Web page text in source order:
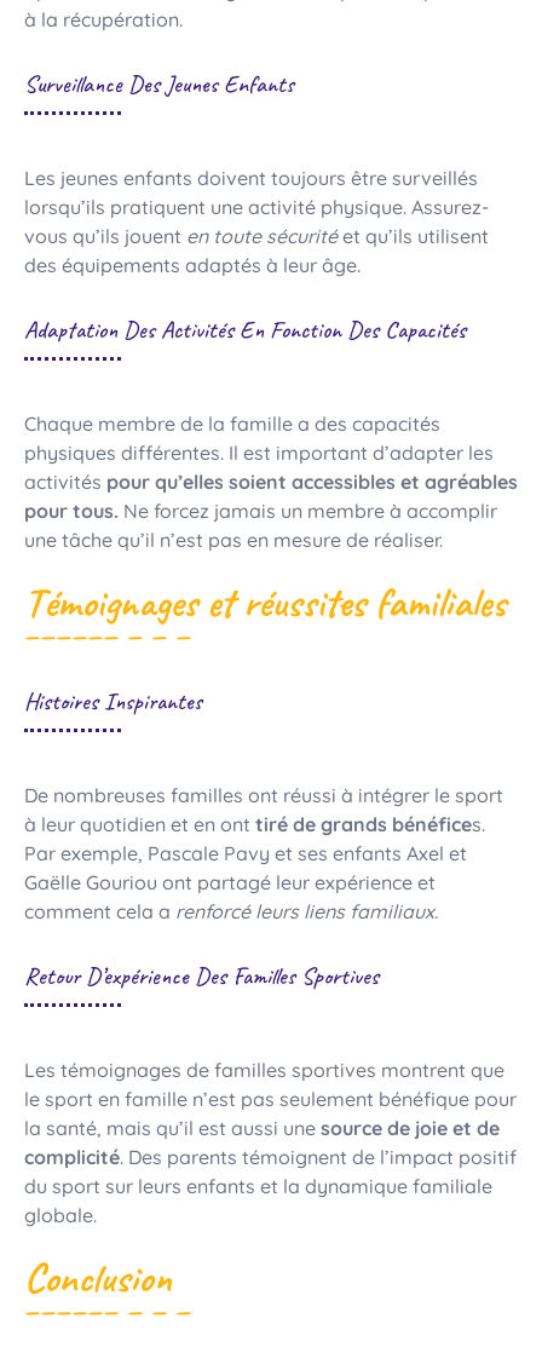
à la récupération.
Surveillance Des Jeunes Enfants
Les jeunes enfants doivent toujours être surveillés
lorsqu’ils pratiquent une activité physique. Assurez-
vous qu’ils jouent en toute sécuritéet qu’ils utilisent
des équipements adaptés à leur âge.
Adaptation Des Activités En Fonction Des Capacités
Chaque membre de la famille a des capacités
physiques différentes. Il est important d’adapter les
activités pour qu’elles soient accessibles et agréables
pour tous. Ne forcez jamais un membre à accomplir
une tâche qu’il n’est pas en mesure de réaliser.
Témoignages et réussites familiales
Histoires Inspirantes
De nombreuses familles ont réussi à intégrer le sport
à leur quotidien et en ont tiré de grands bénéfices.
Par exemple, Pascale Pavy et ses enfants Axel et
Gaëlle Gouriou ont partagé leur expérience et
comment cela a renforcé leurs liens familiaux.
Retour D’expérience Des Familles Sportives
Les témoignages de familles sportives montrent que
le sport en famille n’est pas seulement bénéfique pour
la santé, mais qu’il est aussi une source de joie et de
complicité. Des parents témoignent de l’impact positif
du sport sur leurs enfants et la dynamique familiale
globale.
Conclusion